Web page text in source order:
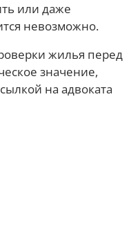
или даже
невозможно.
жилья перед
значение,
на адвоката